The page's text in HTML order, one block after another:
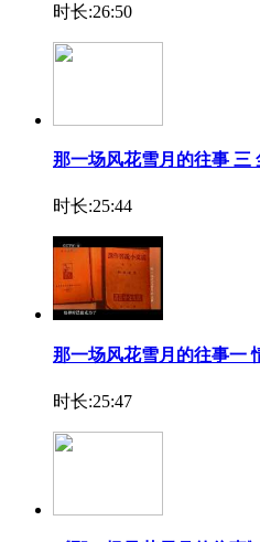
时长:26:50
那一场风花雪月的往事 三
时长:25:44
那一场风花雪月的往事一
时长:25:47